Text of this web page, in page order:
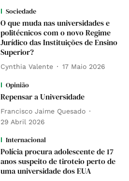
Sociedade
O que muda nas universidades e
politécnicos com o novo Regime
Jurídico das Instituições de Ensino
Superior?
Cynthia Valente 17 Maio 2026
Opinião
Repensar a Universidade
Francisco Jaime Quesado
29 Abril 2026
Internacional
Polícia procura adolescente de 17
anos suspeito de tiroteio perto de
uma universidade dos EUA